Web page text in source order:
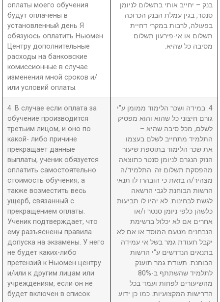
оплаты моего обучения
будут оплачены в
установленный день Я
обязуюсь оплатить Ньюмен
Центру дополнительные
расходы на банковские
комиссионные в случае
изменения мной сроков и/
или условий оплаты.
בנק – יחייב אותי בתשלום לניומן
סנטר, בגין עמלת הבנק הכרוכה
בפעולה, לרבות במקרי דחיית
תשלום או אי-פירעון תשלום
מסיבה כל שהיא.
4. В случае если оплата за
обучение производится
третьим лицом, и оно по
какой- либо причине
прекращает данные
выплаты, ученик обязуется
оплатить самостоятельно
стоимость обучения, а
также возместить весь
ущерб, связанный с
прекращением оплаты.
Ученик подтверждает, что
ему разъяснены правила
допуска на экзамены. У него
не будет каких-либо
претензий к Ньюмен центру
и/или к другим лицам или
учреждениям, если он не
будет включен в список
4. במידה ושכר הלימוד ממומן ע"י
גורם חיצוני כל שהוא והוא מפסיק
לשלם, מכל סיבה שהיא –
התלמיד מתחייב לשלם בעצמו
את שכר הלימוד בתוספת שיעור
הנזק הנגרם לניומן סנטר כתוצאה
מהפסקת תשלום זה. התלמיד/ה
מצהיר/ה בזאת כי הובהרו לו תנאי
הרשות הבוחנת לגבי הרשאה
לגשת לבחינות. לא יהיו לו תביעות
כלשהן כלפי ניומן סנטר ו/או
אחרים אם לא יכלול ברשימת
הנבחנים מטעם המוסד או אם לא
יקבל תעודת גמר בשל אי עמידה
בתנאים הנדרשים ע"י הרשות
הבוחנת. תעודת גמר תוענק
לתלמיד שהשתתף ב-80%
מהשיעורים לפחות ועמד בכל
הדרישות המקצועיות. כמו כן ידוע